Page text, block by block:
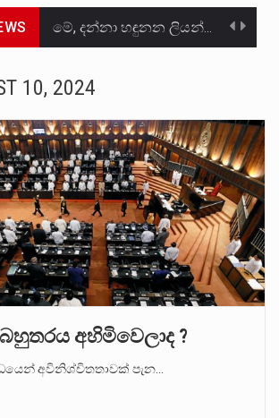
මේ, දන්නා හඳුනන ලියන්නකුගේ නන්නාඳුනන අඩවියක සැරිසරා ලද ආස්වාදනීය මොහොතක සිංහාවලෝකනයකි .කෙටි කවියක දිගු බර…
උපරිමාධිකරණ විනිශ්චයකාරවරුන්ගේ හා ඉන් පහළ විනිශ්චයකාරවරුන්ගේ විශ්‍රාම වයස දීර්ඝ කිරීම සඳහා සකස් කර ඇති විසිදෙවන…
බන්ධනාගාර රැදවියන් 1,021 දෙනෙකු ඉකුත් වසර පහක කාලය තුලදී (2020 ජනවාරි 01 සිට 2025 දෙසැම්බර්…
මහර බන්ධනාගාරයේ අද ඇතිවූ සිද්ධියෙන් තුවාල ලැබූ බව කියන රැඳවියන් ගණන ඉහළ ගොස් තිබේ. ඒ…
අගෝස්තු මස දෙවන ඉරිදා ලිට් රූම් සූම් සංවාදය පැවැත්වෙන්නේ "කතා කරන මහ වැව" නම් නකතාවක්…
10, 2024
අහිමිවෙලාද ?
අවිනිශ්චිතතාවක් පැන…